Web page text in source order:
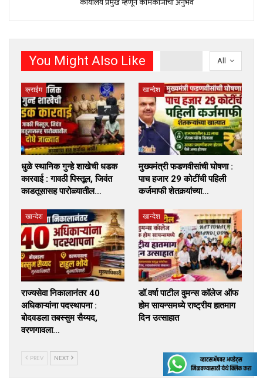
All
You Might Also Like
क्राईम
धुळे स्थानिक गुन्हे शाखेची धडक
कारवाई : गावठी पिस्तूल, जिवंत
काडतूसासह पारोळ्यातील…
खान्देश
मुख्यमंत्री फडणवीसांची घोषणा :
पाच हजार 29 कोटींची पहिली
कर्जमाफी शेतकर्‍यांच्या…
खान्देश
राज्यसेवा निकालानंतर 40
अधिकाऱ्यांना पदस्थापना :
बोदवडला तबस्सुम सैय्यद,
वरणगावला…
खान्देश
डॉ.वर्षा पाटील वुमन्स कॉलेज ऑफ
होम सायन्समध्ये राष्ट्रीय हातमाग
दिन उत्साहात
PREV NEXT